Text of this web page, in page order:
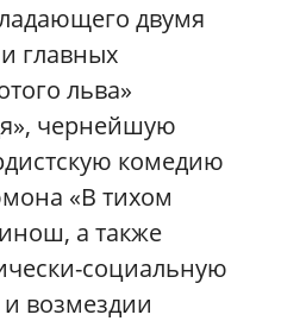
двумя
главных
льва»
чернейшую
комедию
«В тихом
а также
социальную
возмездии